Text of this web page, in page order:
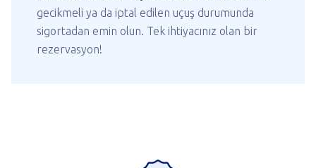
gecikmeli ya da iptal edilen uçuş durumunda
sigortadan emin olun. Tek ihtiyacınız olan bir
rezervasyon!